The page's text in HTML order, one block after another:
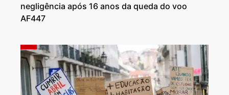
negligência após 16 anos da queda do voo
AF447